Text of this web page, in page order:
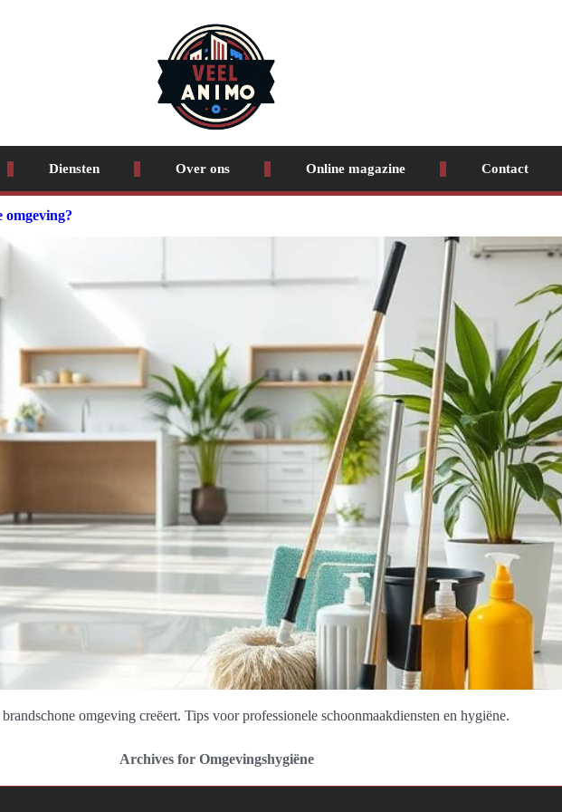
Diensten Over ons Online magazine Contact
omgeving?
omgeving creëert. Tips voor professionele schoonmaakdiensten en hygiëne.
Archives for Omgevingshygiëne